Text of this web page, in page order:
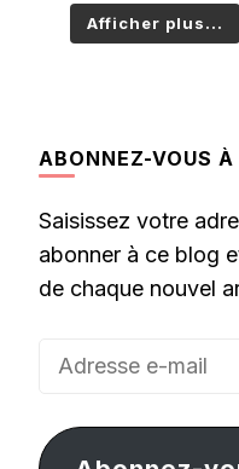
Afficher plus...
ABONNEZ-VOUS
Saisissez votre
abonner à ce blog
de chaque nouvel
Adresse
mail